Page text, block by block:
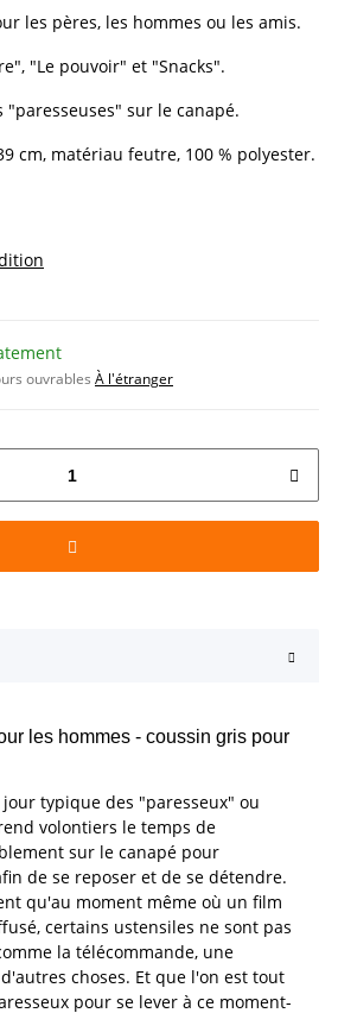
les pères, les hommes ou les amis.
"Le pouvoir" et "Snacks".
"paresseuses" sur le canapé.
cm, matériau feutre, 100 % polyester.
ouvrables À l'étranger
les hommes - coussin gris pour
typique des "paresseux" ou
volontiers le temps de
sur le canapé pour
de se reposer et de se détendre.
qu'au moment même où un film
certains ustensiles ne sont pas
la télécommande, une
choses. Et que l'on est tout
pour se lever à ce moment-